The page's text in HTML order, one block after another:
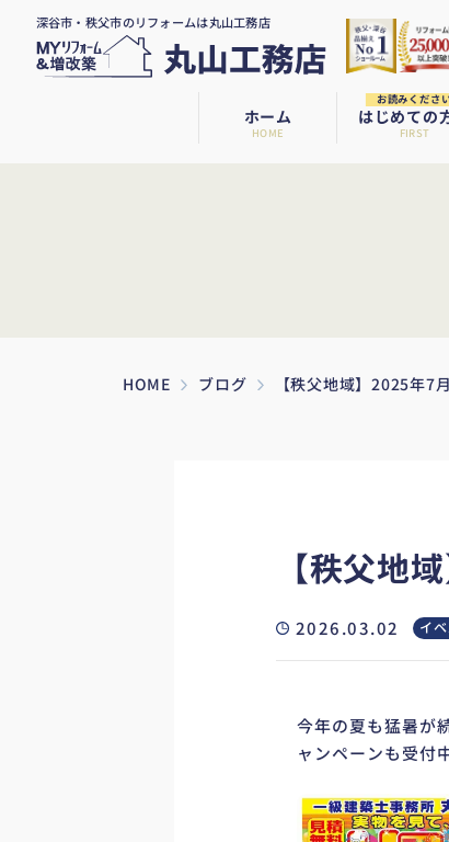
深谷市・秩父市のリフォームは丸山工務店
ホーム
HOME
お読みくださ
はじめての
FIRST
HOME ブログ 【秩父地域】2025年7
【秩父地
2026.03.02 イ
今年の夏も猛暑が
ャンペーンも受付